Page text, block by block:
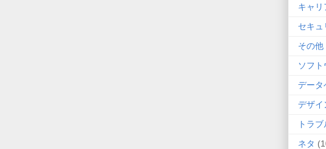
キャリ
セキュ
その他
ソフト
データ
デザイ
トラ
ネタ